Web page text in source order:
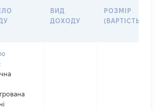
ВИД
ДОХОДУ
РОЗМІР
(ВАРТІСТЬ)